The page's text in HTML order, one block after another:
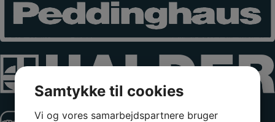
Samtykke til cookies
Vi og vores samarbejdspartnere bruger